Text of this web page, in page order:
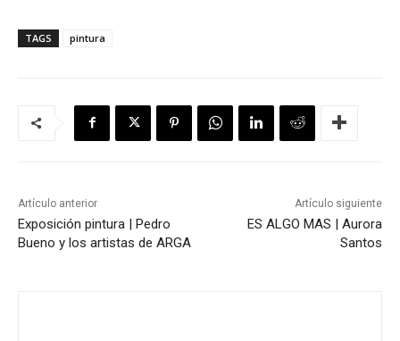
TAGS pintura
Artículo anterior
Exposición pintura | Pedro
Bueno y los artistas de ARGA
Artículo siguiente
ES ALGO MAS | Aurora
Santos